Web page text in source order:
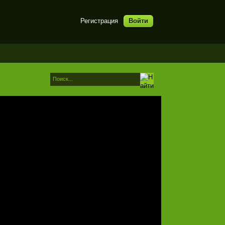
Регистрация Войти